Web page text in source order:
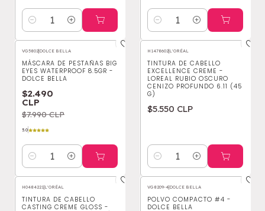
Cantidad Cantidad
-69%OFF
VG5802|DOLCE BELLA
MÁSCARA DE PESTAÑAS BIG
EYES WATERPROOF 8.5GR -
DOLCE BELLA
$2.490
CLP
$7.990 CLP
5.0
Cantidad
H1478602|L'ORÉAL
TINTURA DE CABELLO
EXCELLENCE CREME -
LOREAL RUBIO OSCURO
CENIZO PROFUNDO 6.11 (45
G)
$5.550 CLP
Cantidad
H0484221|L'ORÉAL
TINTURA DE CABELLO
CASTING CREME GLOSS -
VG8209-4|DOLCE BELLA
POLVO COMPACTO #4 -
DOLCE BELLA